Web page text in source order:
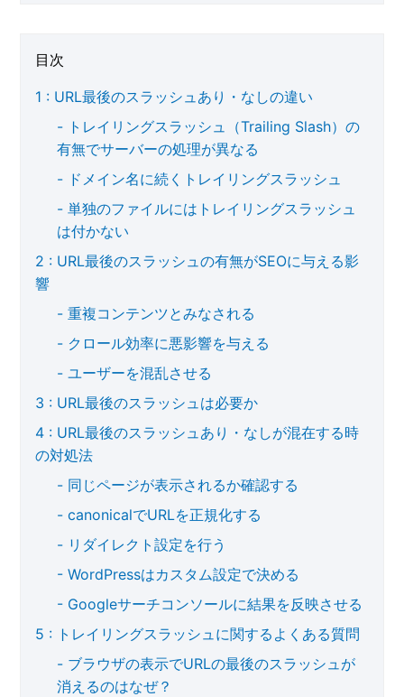
目次
URL最後のスラッシュあり・なしの違い
トレイリングスラッシュ（Trailing Slash）の
有無でサーバーの処理が異なる
ドメイン名に続くトレイリングスラッシュ
単独のファイルにはトレイリングスラッシュ
は付かない
URL最後のスラッシュの有無がSEOに与える影
響
重複コンテンツとみなされる
クロール効率に悪影響を与える
ユーザーを混乱させる
URL最後のスラッシュは必要か
URL最後のスラッシュあり・なしが混在する時
の対処法
同じページが表示されるか確認する
canonicalでURLを正規化する
リダイレクト設定を行う
WordPressはカスタム設定で決める
Googleサーチコンソールに結果を反映させる
トレイリングスラッシュに関するよくある質問
ブラウザの表示でURLの最後のスラッシュが
消えるのはなぜ？